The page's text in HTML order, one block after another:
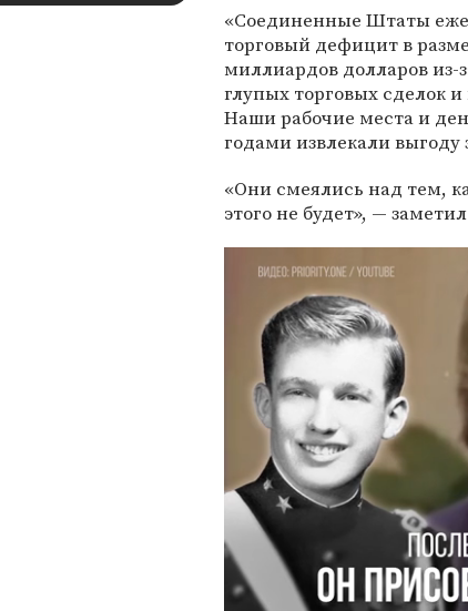
«Соединенные Штаты
торговый дефицит в
миллиардов долларов из-
глупых торговых сделок
Наши рабочие места и
годами извлекали
«Они смеялись над тем,
этого не будет», —